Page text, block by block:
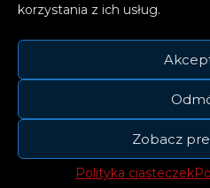
korzystania z ich usług.
Zobacz
Polityka ciasteczek
– Mamy
mówieniem,
zadowoleni z
zrobiliśmy. Tak
powód do